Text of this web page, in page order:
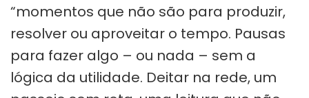
“momentos que não são para produzir,
resolver ou aproveitar o tempo. Pausas
para fazer algo – ou nada – sem a
lógica da utilidade. Deitar na rede, um